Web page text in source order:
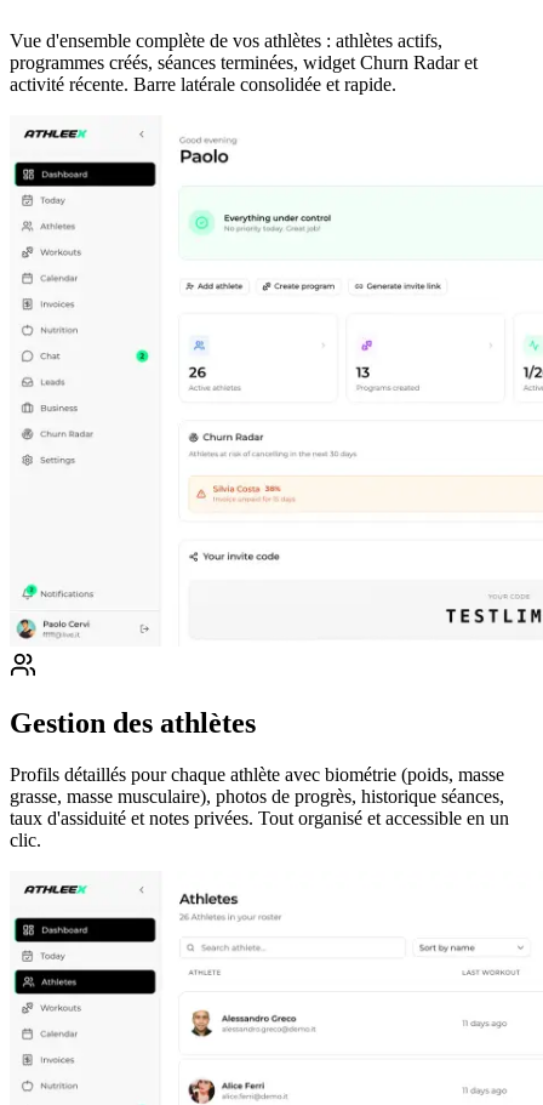
Vue d'ensemble complète de vos athlètes : athlètes actifs,
programmes créés, séances terminées, widget Churn Radar et
activité récente. Barre latérale consolidée et rapide.
Gestion des athlètes
Profils détaillés pour chaque athlète avec biométrie (poids, masse
grasse, masse musculaire), photos de progrès, historique séances,
taux d'assiduité et notes privées. Tout organisé et accessible en un
clic.